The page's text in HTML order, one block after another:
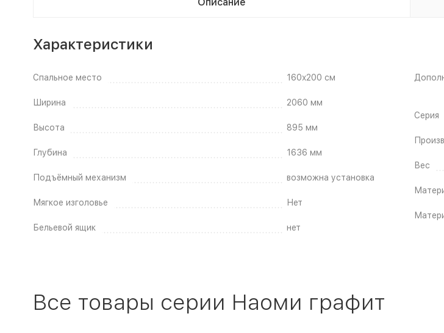
Характеристики
Спальное место 160x200 см
Ширина 2060 мм
Высота 895 мм
Глубина 1636 мм
Подъёмный механизм возможна установка
Мягкое изголовье Нет
Бельевой ящик нет
Серия
Вес
Все товары серии Наоми графит